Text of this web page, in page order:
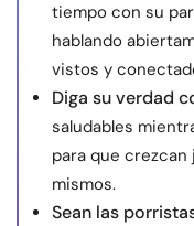
tiempo con su
hablando
vistos y
Diga su verdad
saludables
para que
mismos.
Sean las